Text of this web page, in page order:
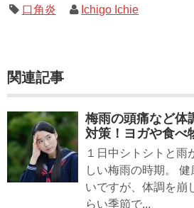
口角炎 Ichigo Ichie
関連記事
梅雨の頭痛など体
対策！ヨガや食べ
１日中シトシトと雨
しい梅雨の時期。
いですが、体調を崩
らい季節で...